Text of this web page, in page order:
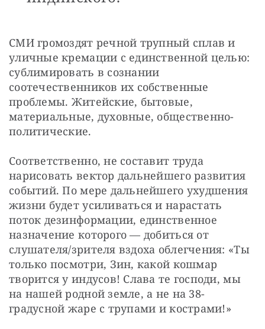
СМИ громоздят речной трупный сплав и
уличные кремации с единственной целью:
сублимировать в сознании
соотечественников их собственные
проблемы. Житейские, бытовые,
материальные, духовные, общественно-
политические.
Соответственно, не составит труда
нарисовать вектор дальнейшего развития
событий. По мере дальнейшего ухудшения
жизни будет усиливаться и нарастать
поток дезинформации, единственное
назначение которого — добиться от
слушателя/зрителя вздоха облегчения: «Ты
только посмотри, Зин, какой кошмар
творится у индусов! Слава те господи, мы
на нашей родной земле, а не на 38-
градусной жаре с трупами и кострами!»